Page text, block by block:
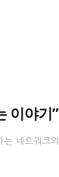
이야기”
네트워크의